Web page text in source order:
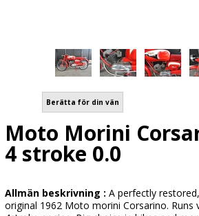
Berätta för din vän
Moto Morini
4 stroke 0.0
Allmän beskrivning : A perfectly
original 1962 Moto morini Corsarino. Runs